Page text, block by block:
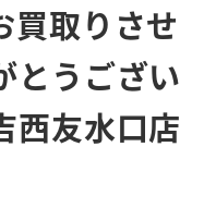
買取りさせ
とうござい
西友水口店